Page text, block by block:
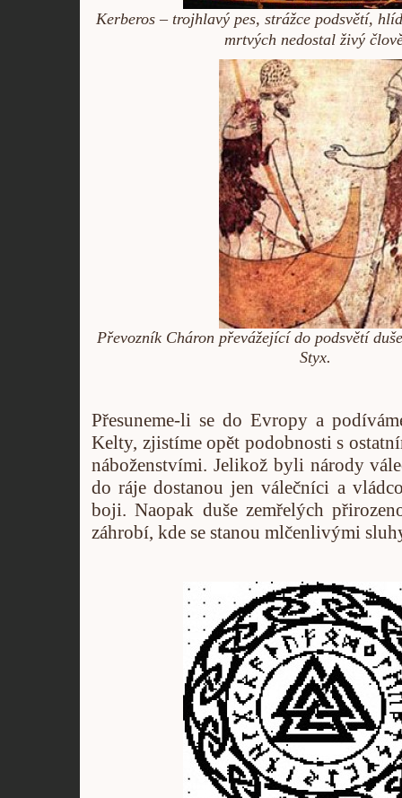
Kerberos – trojhlavý pes, strážce podsvětí,
mrtvých nedostal živý
Převozník Cháron převážející do podsvětí
Styx.
Přesuneme-li se do Evropy a
Kelty, zjistíme opět podobnosti s
náboženstvími. Jelikož byli národy
do ráje dostanou jen válečníci a
boji. Naopak duše zemřelých
záhrobí, kde se stanou mlčenlivými